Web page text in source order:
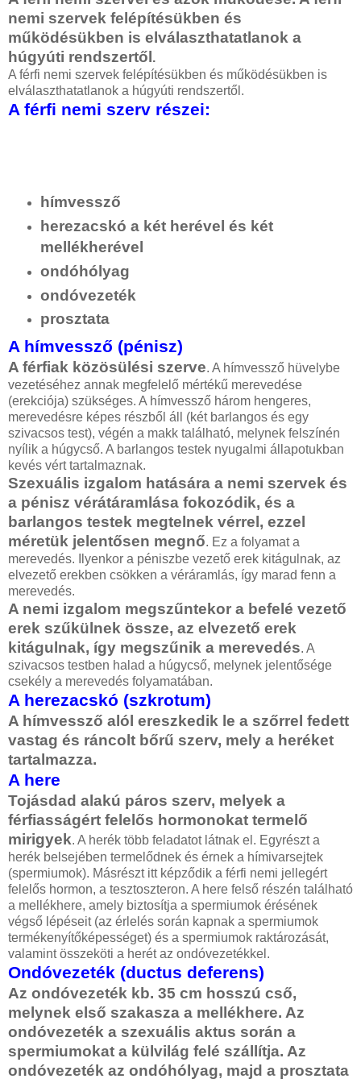
nemi szervek felépítésükben és
működésükben is elválaszthatatlanok a
húgyúti rendszertől.
A férfi nemi szervek felépítésükben és működésükben is
elválaszthatatlanok a húgyúti rendszertől.
A férfi nemi szerv részei:
hímvessző
herezacskó a két herével és két
mellékherével
ondóhólyag
ondóvezeték
prosztata
A hímvessző (pénisz)
A férfiak közösülési szerve. A hímvessző hüvelybe
vezetéséhez annak megfelelő mértékű merevedése
(erekciója) szükséges. A hímvessző három hengeres,
merevedésre képes részből áll (két barlangos és egy
szivacsos test), végén a makk található, melynek felszínén
nyílik a húgycső. A barlangos testek nyugalmi állapotukban
kevés vért tartalmaznak.
Szexuális izgalom hatására a nemi szervek és
a pénisz vérátáramlása fokozódik, és a
barlangos testek megtelnek vérrel, ezzel
méretük jelentősen megnő. Ez a folyamat a
merevedés. Ilyenkor a péniszbe vezető erek kitágulnak, az
elvezető erekben csökken a véráramlás, így marad fenn a
merevedés.
A nemi izgalom megszűntekor a befelé vezető
erek szűkülnek össze, az elvezető erek
kitágulnak, így megszűnik a merevedés. A
szivacsos testben halad a húgycső, melynek jelentősége
csekély a merevedés folyamatában.
A herezacskó (szkrotum)
A hímvessző alól ereszkedik le a szőrrel fedett
vastag és ráncolt bőrű szerv, mely a heréket
tartalmazza.
A here
Tojásdad alakú páros szerv, melyek a
férfiasságért felelős hormonokat termelő
mirigyek. A herék több feladatot látnak el. Egyrészt a
herék belsejében termelődnek és érnek a hímivarsejtek
(spermiumok). Másrészt itt képződik a férfi nemi jellegért
felelős hormon, a tesztoszteron. A here felső részén található
a mellékhere, amely biztosítja a spermiumok érésének
végső lépéseit (az érlelés során kapnak a spermiumok
termékenyítőképességet) és a spermiumok raktározását,
valamint összeköti a herét az ondóvezetékkel.
Ondóvezeték (ductus deferens)
Az ondóvezeték kb. 35 cm hosszú cső,
melynek első szakasza a mellékhere. Az
ondóvezeték a szexuális aktus során a
spermiumokat a külvilág felé szállítja. Az
ondóvezeték az ondóhólyag, majd a prosztata